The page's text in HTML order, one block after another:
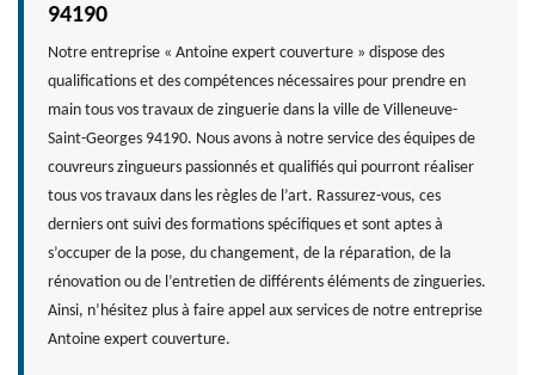
94190
Notre entreprise « Antoine expert couverture » dispose des
qualifications et des compétences nécessaires pour prendre en
main tous vos travaux de zinguerie dans la ville de Villeneuve-
Saint-Georges 94190. Nous avons à notre service des équipes de
couvreurs zingueurs passionnés et qualifiés qui pourront réaliser
tous vos travaux dans les règles de l’art. Rassurez-vous, ces
derniers ont suivi des formations spécifiques et sont aptes à
s’occuper de la pose, du changement, de la réparation, de la
rénovation ou de l’entretien de différents éléments de zingueries.
Ainsi, n’hésitez plus à faire appel aux services de notre entreprise
Antoine expert couverture.